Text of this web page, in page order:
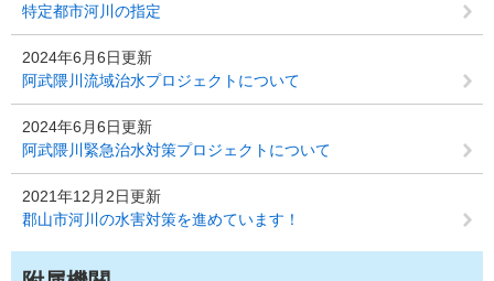
特定都市河川の指定
2024年6月6日更新
阿武隈川流域治水プロジェクトについて
2024年6月6日更新
阿武隈川緊急治水対策プロジェクトについて
2021年12月2日更新
郡山市河川の水害対策を進めています！